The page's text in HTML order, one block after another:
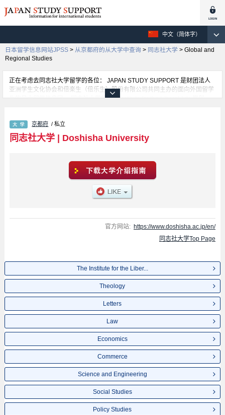
中文（简体字）
日本留学信息网站JPSS > 从京都府的从大学中查询 > 同志社大学 > Global and
Regional Studies
正在考虑去同志社大学留学的各位： JAPAN STUDY SUPPORT 是财团法人
亚洲学生文化协会和倍楽生（倍乐生）股份有限公司共同主办的面向外国留学
生的日本留学信息网。 同志社大学的The Institute for the Liberal Arts 学部、
部、Culture and Information Science 学部、Health and Sports Science 学
部、Life and Medical Sciences 学部、Psychology 学部、Global
Communications 学部、Global and Regional Studies 学部等，不同系的详细
请利用此网查询。另外，在此网上登载着约1300条大学、大学院、短大、专门
学校正在招收留学生的信息。
京都府 / 私立
同志社大学| Doshisha University
官方网站: https://www.doshisha.ac.jp/en/
同志社大学Top Page
The Institute for the Liber...
Theology
Letters
Law
Economics
Commerce
Science and Engineering
Social Studies
Policy Studies